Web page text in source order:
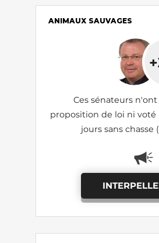
ANIMAUX SAUVAGES
Ces sénateurs
proposition de loi ni
jours sans chasse